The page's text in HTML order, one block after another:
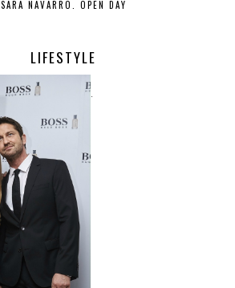
SARA NAVARRO. OPEN DAY
LIFESTYLE
.